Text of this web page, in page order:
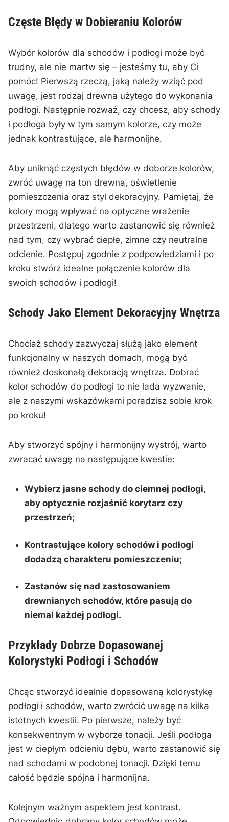
Częste ​Błędy w Dobieraniu Kolorów
Wybór kolorów⁣ dla ⁣schodów i podłogi może być
trudny, ⁣ale nie martw się – jesteśmy tu, aby‌ Ci
pomóc! Pierwszą rzeczą, jaką należy wziąć⁤ pod
uwagę, jest rodzaj drewna ⁤użytego‍ do wykonania
podłogi. Następnie rozważ, czy‌ chcesz, aby⁢ schody
⁢i podłoga były w tym samym kolorze, czy może
jednak kontrastujące, ale harmonijne.
Aby⁣ uniknąć‍ częstych błędów w⁤ doborze kolorów,
zwróć uwagę na⁣ ton drewna, ⁣oświetlenie
pomieszczenia ⁢oraz styl dekoracyjny. Pamiętaj, że
kolory mogą wpływać na optyczne wrażenie
przestrzeni, ⁢dlatego ‌warto zastanowić się również
nad tym, czy wybrać ciepłe, zimne czy neutralne
odcienie. Postępuj​ zgodnie z ‌podpowiedziami​ i po
kroku stwórz​ idealne połączenie kolorów dla
swoich schodów i podłogi!
Schody Jako Element Dekoracyjny Wnętrza
Chociaż⁢ schody zazwyczaj służą jako element
funkcjonalny w naszych domach, mogą być
również doskonałą​ dekoracją wnętrza. Dobrać
kolor‍ schodów do ‍podłogi‌ to nie lada wyzwanie,
ale ⁤z naszymi wskazówkami ‌poradzisz sobie krok ​
po kroku!
Aby stworzyć spójny i harmonijny wystrój, warto ​
zwracać‌ uwagę na następujące kwestie:
Wybierz jasne schody do ciemnej podłogi,
aby optycznie rozjaśnić ⁢korytarz czy
⁣przestrzeń;
Kontrastujące kolory schodów i podłogi
dodadzą charakteru⁢ pomieszczeniu;
Zastanów się ‍nad zastosowaniem
drewnianych⁢ schodów,⁢ które pasują do
niemal każdej podłogi.
Przykłady Dobrze‍ Dopasowanej⁤
Kolorystyki Podłogi‍ i Schodów
Chcąc stworzyć ‍idealnie dopasowaną kolorystykę
podłogi i schodów,‍ warto zwrócić ⁣uwagę na kilka⁤
istotnych kwestii. Po pierwsze, należy być
konsekwentnym‍ w wyborze ‍tonacji. ‍Jeśli podłoga ​
jest w‍ ciepłym odcieniu dębu, warto zastanowić się
nad schodami ⁢w‌ podobnej tonacji. Dzięki temu
całość⁢ będzie spójna ‌i​ harmonijna.
Kolejnym ważnym‍ aspektem jest kontrast.